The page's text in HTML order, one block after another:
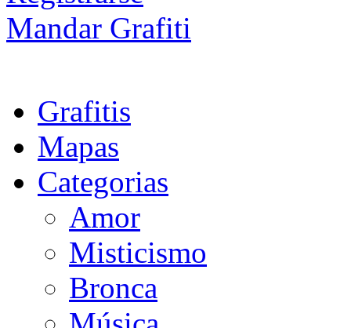
Mandar Grafiti
Grafitis
Mapas
Categorias
Amor
Misticismo
Bronca